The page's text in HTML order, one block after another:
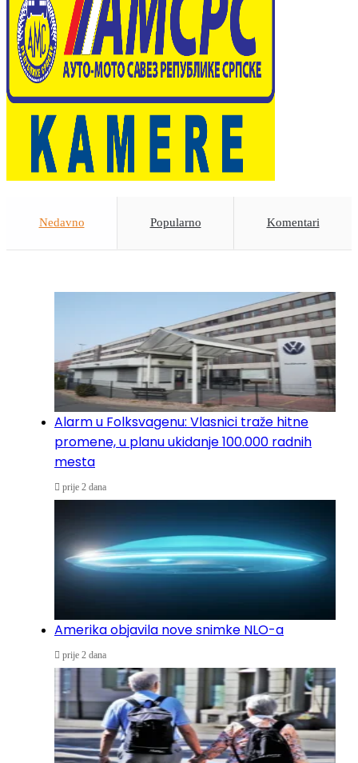
Nedavno Popularno Komentari
Alarm u Folksvagenu: Vlasnici traže hitne
promene, u planu ukidanje 100.000 radnih
mesta
prije 2 dana
Amerika objavila nove snimke NLO-a
prije 2 dana